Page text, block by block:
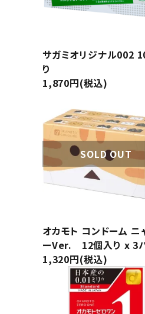
アパレル
セルフプレジャー
サポートグッズ
店舗案内
サガミオリジナル002
り
1,870円(税込)
SOLD OUT
オカモト コンドーム ニ
ーVer. 12個入り x 3
1,320円(税込)